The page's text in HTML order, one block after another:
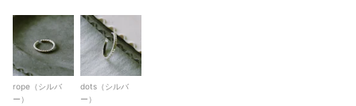
rope（シルバ
ー）
dots（シルバ
ー）